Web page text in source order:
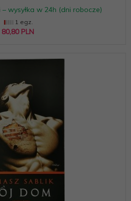
wysyłka w 24h (dni robocze)
1 egz.
80,80 PLN